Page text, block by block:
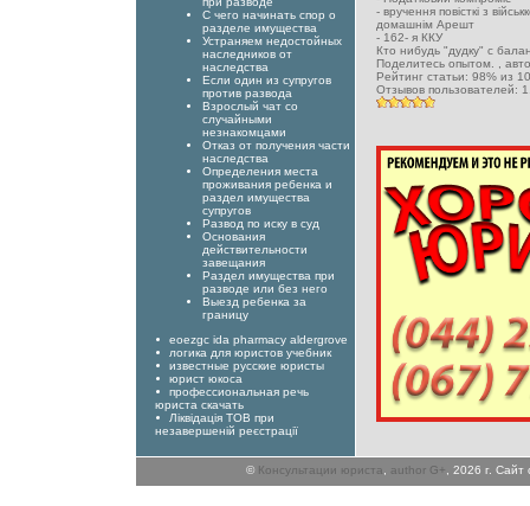
- вручення повісткі з
домашнім Арешт
- 162- я ККУ
Кто нибудь "дудку" с
Поделитесь опытом. ,
Рейтинг статьи: 98% из
Отзывов пользователей: 1
С чего начинать спор о
разделе имущества
Устраняем недостойных
наследников от
наследства
Если один из супругов
против развода
Взрослый чат со
случайными
незнакомцами
Отказ от получения части
наследства
Определения места
проживания ребенка и
раздел имущества
супругов
Развод по иску в суд
Основания
действительности
завещания
Раздел имущества при
разводе или без него
Выезд ребенка за
границу
eoezgc ida pharmacy aldergrove
логика для юристов учебник
известные русские юристы
юрист юкоса
профессиональная речь
юриста скачать
Ліквідація ТОВ при
незавершеній реєстрації
© Консультации юриста author G+ , 2026 г.